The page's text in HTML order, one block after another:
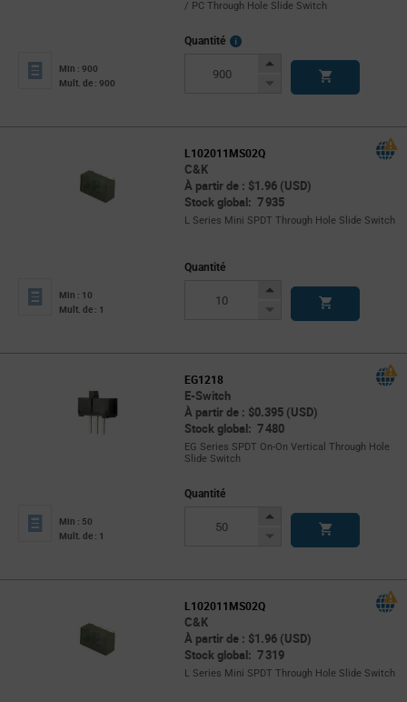
/ PC Through Hole Slide Switch
Min : 900
Mult. de : 900
Quantité
More
Increase
Decrease
L102011MS02Q
C&K
À partir de : $1.96 (USD)
Stock global: 7 935
L Series Mini SPDT Through Hole Slide Switch
Min : 10
Mult. de : 1
Quantité
Increase
Decrease
EG1218
E-Switch
À partir de : $0.395 (USD)
Stock global: 7 480
EG Series SPDT On-On Vertical Through Hole
Slide Switch
Min : 50
Mult. de : 1
Quantité
Increase
Decrease
L102011MS02Q
C&K
À partir de : $1.96 (USD)
Stock global: 7 319
L Series Mini SPDT Through Hole Slide Switch